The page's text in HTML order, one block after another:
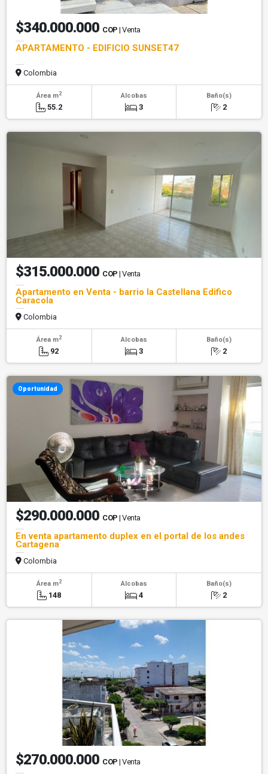
$340.000.000 COP | Venta
APARTAMENTO - EDIFICIO SUNSET47
Colombia
Área m2
55.2
Alcobas
3
Baño(s)
2
$315.000.000 COP | Venta
Apartamento en Venta - barrio la Castellana Edifico
Caracola
Colombia
Área m2
92
Alcobas
3
Baño(s)
2
Oportunidad
$290.000.000 COP | Venta
En venta apartamento duplex en el portal de los andes
Cartagena
Colombia
Área m2
148
Alcobas
4
Baño(s)
2
$270.000.000 COP | Venta